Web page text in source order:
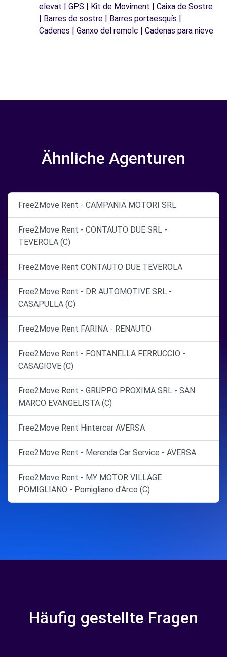
elevat | GPS | Kit de Moviment | Caixa de Sostre
| Barres de sostre | Barres portaesquís |
Cadenes | Ganxo del remolc | Cadenas para nieve
Ähnliche Agenturen
Free2Move Rent - CAMPANIA MOTORI SRL
Free2Move Rent - CONTAUTO DUE SRL -
TEVEROLA (C)
Free2Move Rent CONTAUTO DUE TEVEROLA
Free2Move Rent - DR AUTOMOTIVE SRL -
CASAPULLA (C)
Free2Move Rent FARINA - RENAUTO
Free2Move Rent - FONTANELLA FERRUCCIO -
CASAGIOVE (C)
Free2Move Rent - GRUPPO PROXIMA SRL - SAN
MARCO EVANGELISTA (C)
Free2Move Rent Hintercar AVERSA
Free2Move Rent - Merenda Car Service - AVERSA
Free2Move Rent - MY MOTOR VILLAGE
POMIGLIANO - Pomigliano d'Arco (C)
Häufig gestellte Fragen